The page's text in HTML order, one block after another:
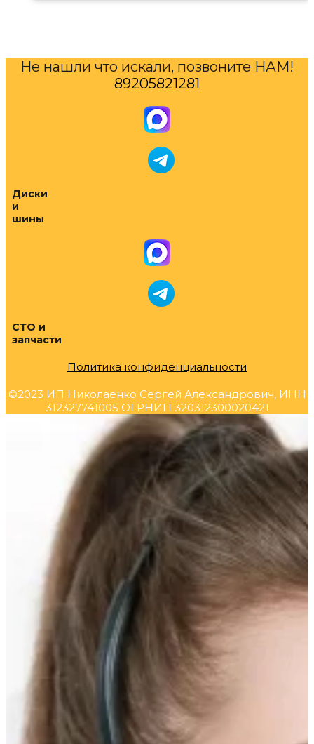
Не нашли что искали, позвоните НАМ!
89205821281
Диски
и
шины
СТО и
запчасти
Политика конфиденциальности
©2023 ИП Николаенко Сергей Александрович, ИНН
312327741005 ОГРНИП 320312300020421